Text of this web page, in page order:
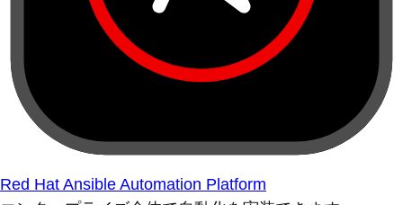
Red Hat Ansible Automation Platform